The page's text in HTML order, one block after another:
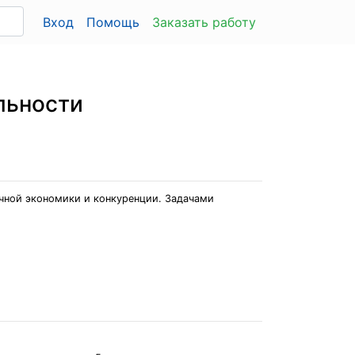
Вход Помощь Заказать работу
экономики и конкуренции. Задачами